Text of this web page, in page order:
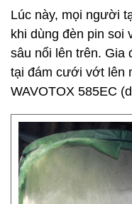
Lúc này, mọi người
khi dùng đèn pin soi
sâu nổi lên trên. Gia
tại đám cưới vớt lên
WAVOTOX 585EC